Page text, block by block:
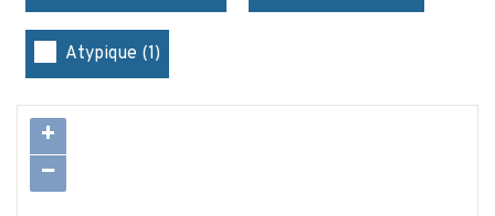
Atypique (1)
+
−